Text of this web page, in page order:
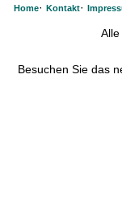
Home· Kontakt·
Besuchen Sie das